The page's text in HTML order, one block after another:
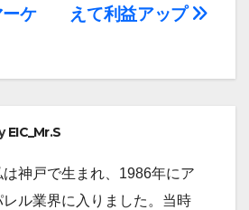
えて利益アップ
ケ
EIC_Mr.S
は神戸で生まれ、1986年にア
レル業界に入りました。当時